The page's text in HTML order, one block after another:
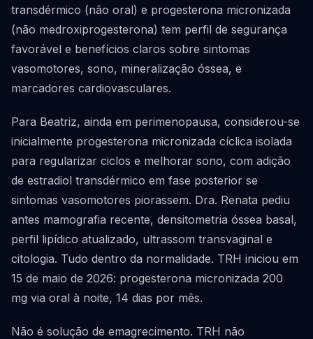
transdérmico (não oral) e progesterona micronizada
(não medroxiprogesterona) tem perfil de segurança
favorável e benefícios claros sobre sintomas
vasomotores, sono, mineralização óssea, e
marcadores cardiovasculares.
Para Beatriz, ainda em perimenopausa, considerou-se
inicialmente progesterona micronizada cíclica isolada
para regularizar ciclos e melhorar sono, com adição
de estradiol transdérmico em fase posterior se
sintomas vasomotores piorassem. Dra. Renata pediu
antes mamografia recente, densitometria óssea basal,
perfil lipídico atualizado, ultrassom transvaginal e
citologia. Tudo dentro da normalidade. TRH iniciou em
15 de maio de 2026: progesterona micronizada 200
mg via oral à noite, 14 dias por mês.
Não é solução de emagrecimento. TRH não